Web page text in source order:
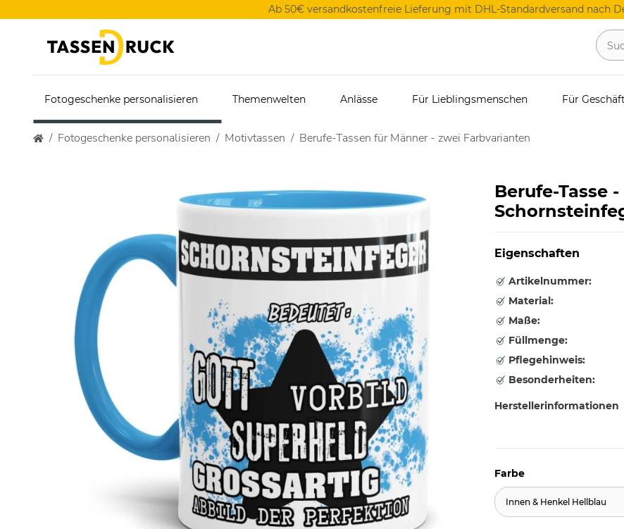
Ab 50€ versandkostenfreie Lieferung mit DHL-Standardversand nach
Fotogeschenke personalisieren Themenwelten Anlässe Für Lieblingsmenschen Für
Fotogeschenke personalisieren Motivtassen Berufe-Tassen für Männer - zwei Farbvarianten
Berufe-Tasse
Eigenschaften
Artikelnummer:
Material:
Maße:
Füllmenge:
Pflegehinweis:
Besonderheiten:
Herstellerinformationen
Farbe
Innen & Henkel Hellblau